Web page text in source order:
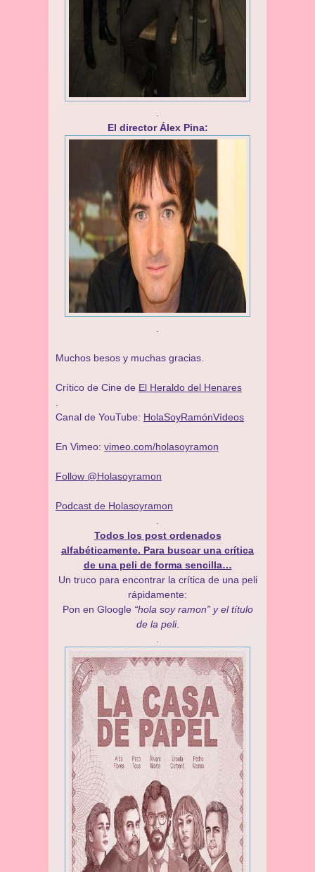
El director Álex Pina:
Muchos besos y muchas gracias.
Crítico de Cine de El Heraldo del Henares
Canal de YouTube: HolaSoyRamónVídeos
En Vimeo: vimeo.com/holasoyramon
Follow @Holasoyramon
Podcast de Holasoyramon
Todos los post ordenados
alfabéticamente. Para buscar una crítica
de una peli de forma sencilla…
Un truco para encontrar la crítica de una peli
rápidamente:
Pon en Gloogle “hola soy ramon” y el título
de la peli.